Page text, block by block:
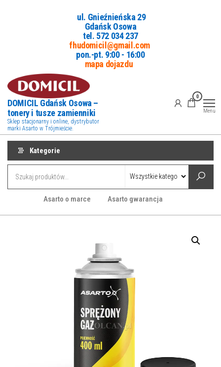
ul. Gnieźnieńska 29
Gdańsk Osowa
tel. 572 034 237
fhudomicil@gmail.com
pon.-pt. 9:00 - 16:00
mapa dojazdu
DOMICIL Gdańsk Osowa –
tonery i tusze zamienniki
Sklep stacjonarny i online, dystrybutor
marki Asarto w Trójmieście.
0
Menu
Kategorie
Asarto o marce Asarto gwarancja